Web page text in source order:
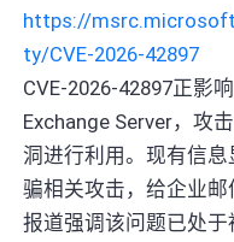
https://
ty/CVE-2026-42897
CVE-2026-42897正影
Exchange Server，攻
洞进行利用。现有信
骗相关攻击，给企业邮
报道强调该问题已处